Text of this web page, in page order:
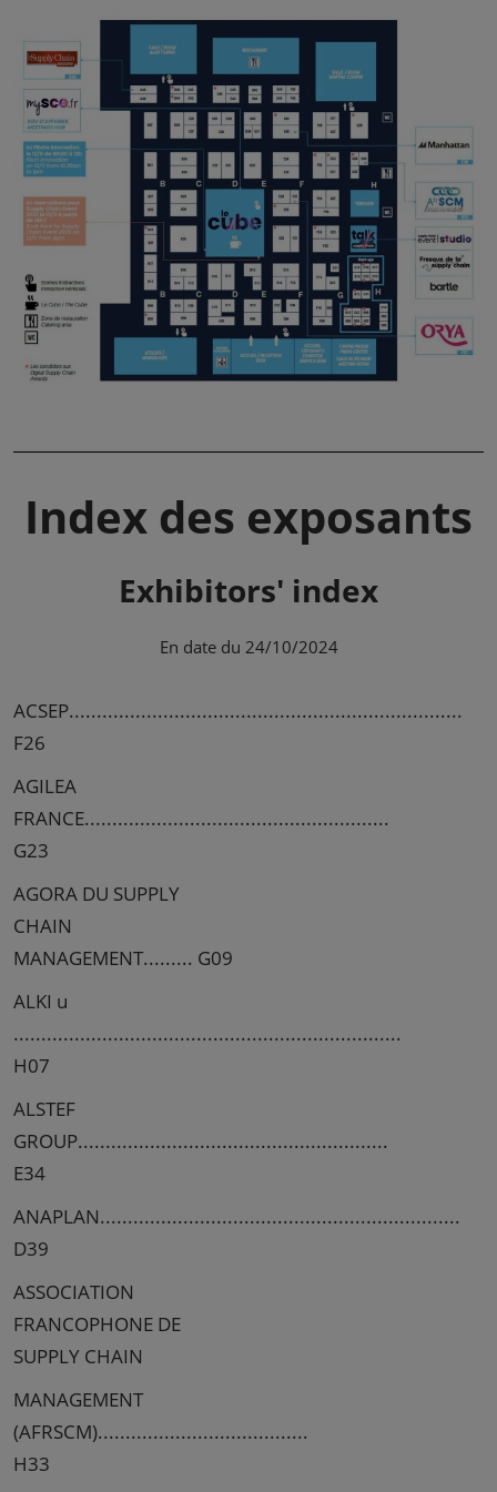
Index des exposants
Exhibitors' index
En date du 24/10/2024
ACSEP.......................................................................
F26
AGILEA
FRANCE.......................................................
G23
AGORA DU SUPPLY
CHAIN
MANAGEMENT......... G09
ALKI u
......................................................................
H07
ALSTEF
GROUP........................................................
E34
ANAPLAN.................................................................
D39
ASSOCIATION
FRANCOPHONE DE
SUPPLY CHAIN
MANAGEMENT
(AFRSCM)......................................
H33